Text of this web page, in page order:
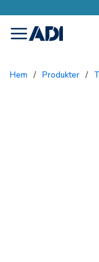
menu
Hem / Produkter /